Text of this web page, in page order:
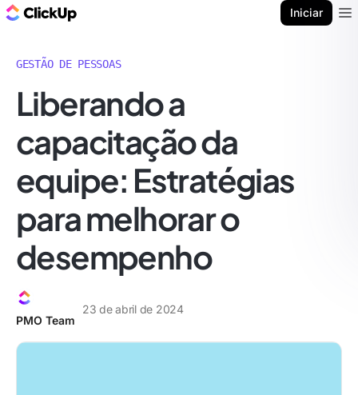
Iniciar
GESTÃO DE PESSOAS
Liberando a
capacitação da
equipe: Estratégias
para melhorar o
desempenho
PMO Team
23 de abril de 2024